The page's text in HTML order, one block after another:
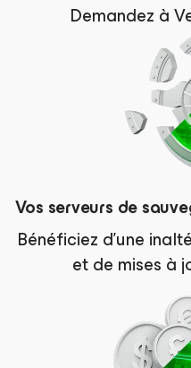
Demandez à
Vos serveurs de
Bénéficiez d'une
et de mises à